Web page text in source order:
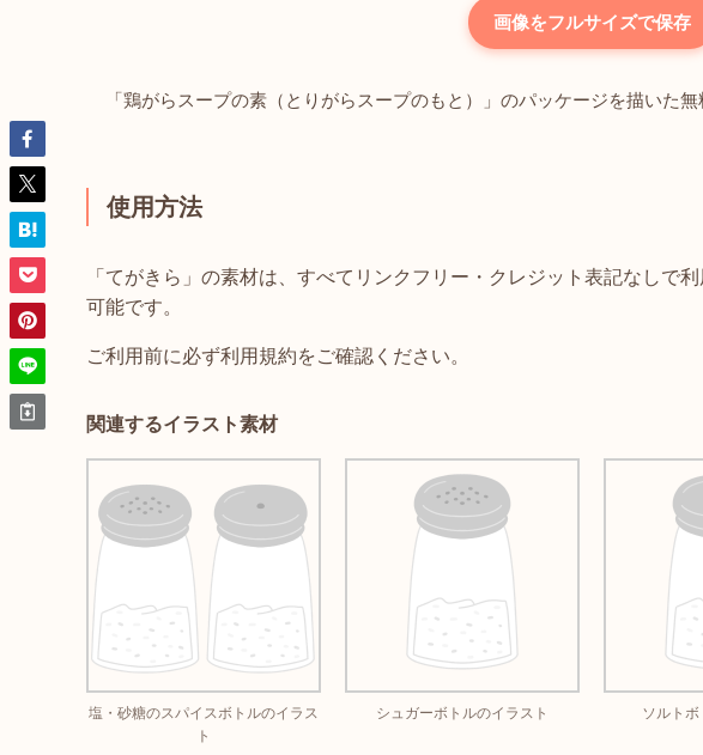
画像をフルサイズで保存
「鶏がらスープの素（とりがらスープのもと）」のパッケージを描いた無
使用方法
「てがきら」の素材は、すべてリンクフリー・クレジット表記なしで
可能です。
ご利用前に必ず利用規約をご確認ください。
関連するイラスト素材
塩・砂糖のスパイスボトルのイラス
ト
シュガーボトルのイラスト ソルトボ